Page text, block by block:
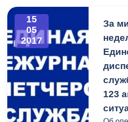
15
05
2017
За
123